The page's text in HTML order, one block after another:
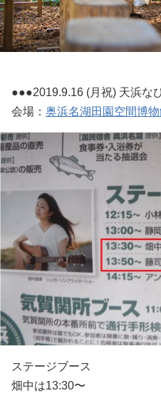
●●●2019.9.16 (月祝) 天浜な
会場： 奥浜名湖田園空間博
ステージブース
畑中は13:30〜